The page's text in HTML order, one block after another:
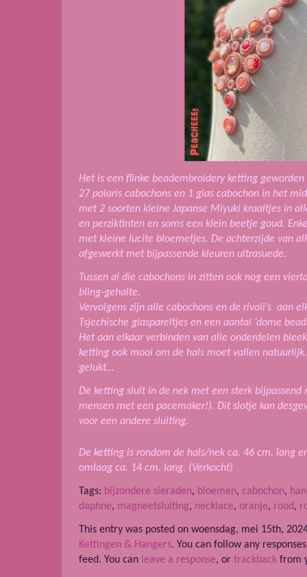
Het is een flinke beadembroidery ketting
27 polaris cabochons en 1 glas cabochon in het
met 2 soorten kleine Japanse Miyuki kraaltjes in
en perziktinten en soms een klein beetje goud.
met kleine lucite bloemetjes. De achterzijde van
afgewerkt met bijpassende kleuren ultrasuede.
Tussen al die cabochons in zitten ook nog een
bling-gehalte.
Vervolgens zijn alle cabochons en de rivoli’s aan
Tsjechische glaspareltjes en een aantal ‘dome
Het aan elkaar verbinden van alle onderdelen
ketting ook mooi om de hals moet vallen
gelukt…
De ketting sluit in de nek met een sterk
mensen met een pacemaker!). Dit slotje kan
voor een andere sluiting.
De ketting is rondom de hals/nek ca. 46 cm. lang
omlaag ca. 14 cm. lang. (Verkocht)
Tags: bijzondere sieraden, bloemen, cabochon,
daphne, magneetsluiting, necklace, oranje, rood,
This entry was posted on woensdag, mei 15th,
Kettingen & Hangers. You can follow any
feed. You can leave a response, or trackback from